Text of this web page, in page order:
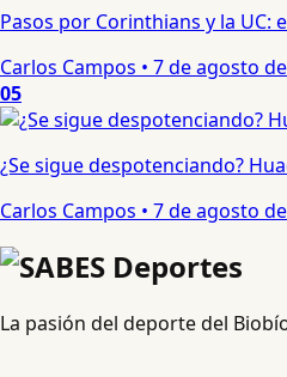
Pasos por Corinthians y la
Carlos Campos • 7 de agosto
05
¿Se sigue despotenciando?
Carlos Campos • 7 de agosto
La pasión del deporte del